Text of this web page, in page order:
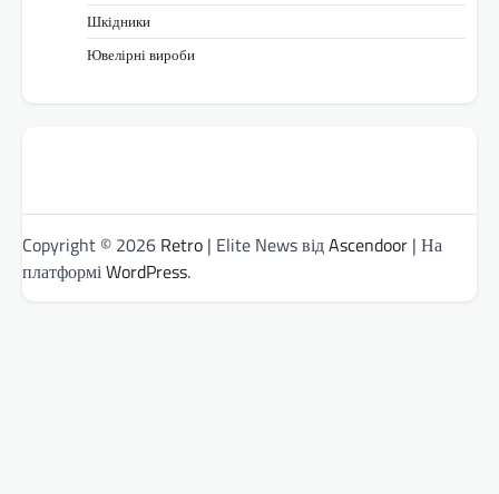
Шкідники
Ювелірні вироби
Copyright © 2026 Retro | Elite News відAscendoor | На
платформіWordPress.